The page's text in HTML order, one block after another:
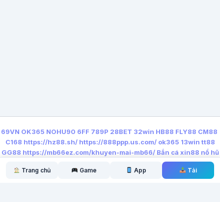
69VN OK365 NOHU90 6FF 789P 28BET 32win HB88 FLY88 CM88
C168 https://hz88.sh/ https://888ppp.us.com/ ok365 13win tt88
GG88 https://mb66ez.com/khuyen-mai-mb66/ Bắn cá xin88 nổ hũ
Trang chủ Game App Tải